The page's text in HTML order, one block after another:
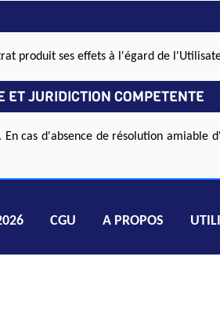
produit ses effets à l'égard de
ET JURIDICTION COMPETENTE
cas d'absence de résolution
CGU A PROPOS